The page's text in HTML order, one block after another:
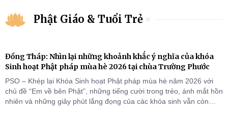
Phật Giáo & Tuổi Trẻ
Đồng Tháp: Nhìn lại những khoảnh khắc ý nghĩa của khóa
Sinh hoạt Phật pháp mùa hè 2026 tại chùa Trường Phước
PSO – Khép lại Khóa Sinh hoạt Phật pháp mùa hè năm 2026 với
chủ đề “Em về bên Phật”, những tiếng cười trong trẻo, ánh mắt hồn
nhiên và những giây phút lắng đọng của các khóa sinh vẫn còn